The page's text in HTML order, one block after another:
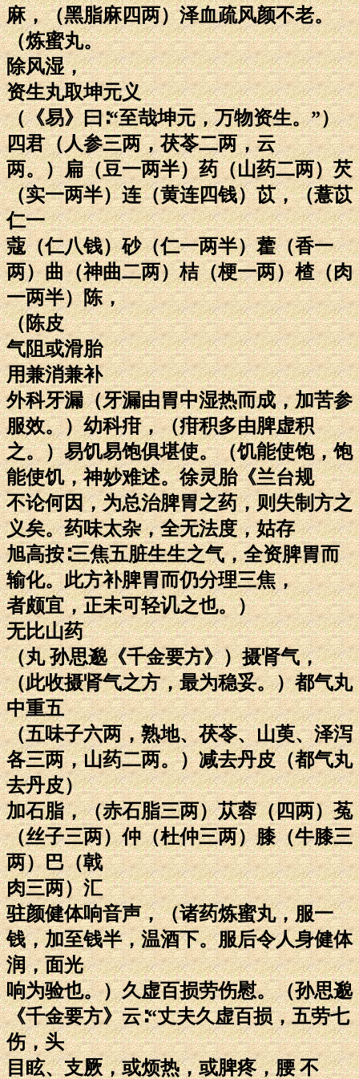
麻，（黑脂麻四两）泽血疏风颜不老。
（炼蜜丸。
除风湿，
资生丸取坤元义
（《易》曰∶“至哉坤元，万物资生。”）
四君（人参三两，茯苓二两，云
两。）扁（豆一两半）药（山药二两）芡
（实一两半）连（黄连四钱）苡，（薏苡
仁一
蔻（仁八钱）砂（仁一两半）藿（香一
两）曲（神曲二两）桔（梗一两）楂（肉
一两半）陈，
（陈皮
气阻或滑胎
用兼消兼补
外科牙漏（牙漏由胃中湿热而成，加苦参
服效。）幼科疳，（疳积多由脾虚积
之。）易饥易饱俱堪使。（饥能使饱，饱
能使饥，神妙难述。徐灵胎《兰台规
不论何因，为总治脾胃之药，则失制方之
义矣。药味太杂，全无法度，姑存
旭高按∶三焦五脏生生之气，全资脾胃而
输化。此方补脾胃而仍分理三焦，
者颇宜，正未可轻讥之也。）
无比山药
（丸 孙思邈《千金要方》）摄肾气，
（此收摄肾气之方，最为稳妥。）都气丸
中重五
（五味子六两，熟地、茯苓、山萸、泽泻
各三两，山药二两。）减去丹皮（都气丸
去丹皮）
加石脂，（赤石脂三两）苁蓉（四两）菟
（丝子三两）仲（杜仲三两）膝（牛膝三
两）巴（戟
肉三两）汇
驻颜健体响音声，（诸药炼蜜丸，服一
钱，加至钱半，温酒下。服后令人身健体
润，面光
响为验也。）久虚百损劳伤慰。（孙思邈
《千金要方》云∶“丈夫久虚百损，五劳七
伤，头
目眩、支厥，或烦热，或脾疼，腰 不